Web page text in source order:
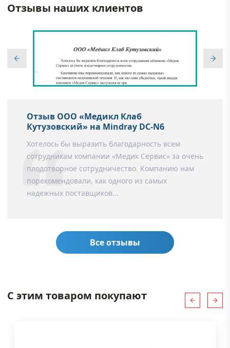
Отзывы наших клиентов
Отзыв ООО «Медикл Клаб
Кутузовский» на Mindray DC-N6
Хотелось бы выразить благодарность всем
сотрудникам компании «Медик Сервис» за очень
плодотворное сотрудничество. Компанию нам
порекомендовали, как одного из самых
надежных поставщиков...
Все отзывы
С этим товаром покупают